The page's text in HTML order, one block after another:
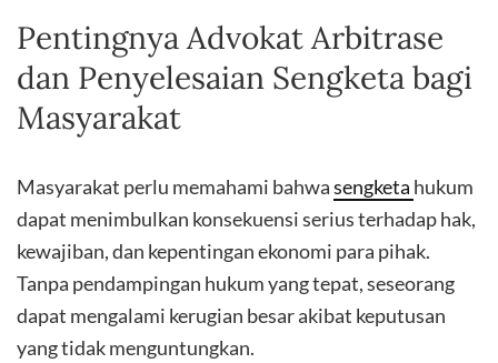
Pentingnya Advokat Arbitrase
dan Penyelesaian Sengketa bagi
Masyarakat
Masyarakat perlu memahami bahwasengketa hukum
dapat menimbulkan konsekuensi serius terhadap hak,
kewajiban, dan kepentingan ekonomi para pihak.
Tanpa pendampingan hukum yang tepat, seseorang
dapat mengalami kerugian besar akibat keputusan
yang tidak menguntungkan.